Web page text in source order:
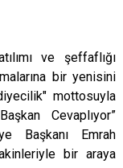
ve şeffaflığı
bir yenisini
mottosuyla
Cevaplıyor”
Başkanı Emrah
bir araya